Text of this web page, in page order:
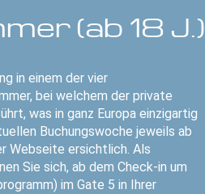
(ab 18 J.)
in einem der vier
bei welchem der private
was in ganz Europa einzigartig
Buchungswoche jeweils ab
Webseite ersichtlich. Als
Sie sich, ab dem Check-in um
im Gate 5 in Ihrer